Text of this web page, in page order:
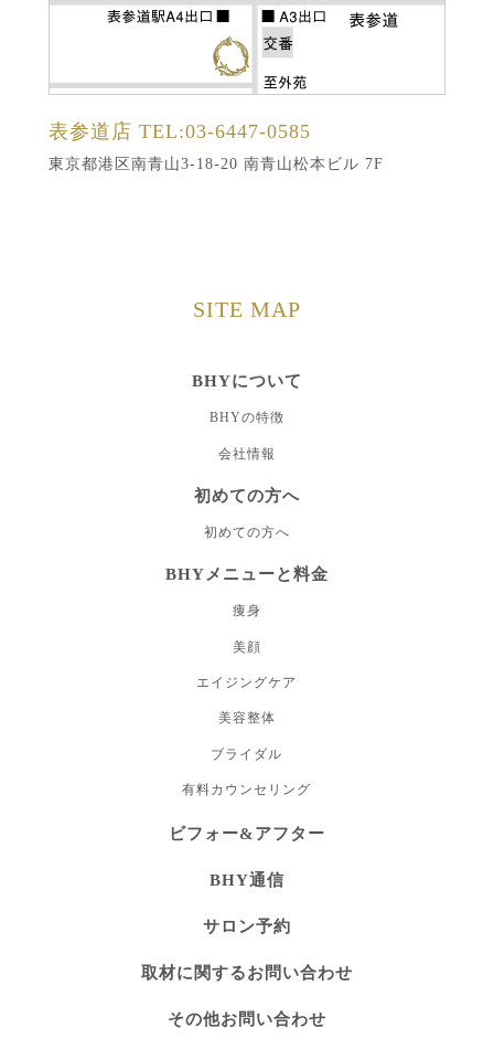
表参道店 TEL:03-6447-0585
東京都港区南青山3-18-20 南青山松本ビル 7F
SITE MAP
BHYについて
BHYの特徴
会社情報
初めての方へ
初めての方へ
BHYメニューと料金
痩身
美顔
エイジングケア
美容整体
ブライダル
有料カウンセリング
ビフォー&アフター
BHY通信
サロン予約
取材に関するお問い合わせ
その他お問い合わせ